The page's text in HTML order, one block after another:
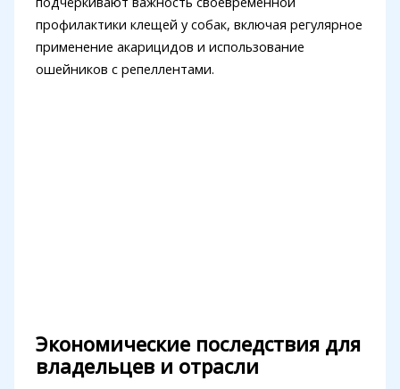
профилактики клещей у собак, включая регулярное
применение акарицидов и использование
ошейников с репеллентами.
Экономические последствия для
владельцев и отрасли